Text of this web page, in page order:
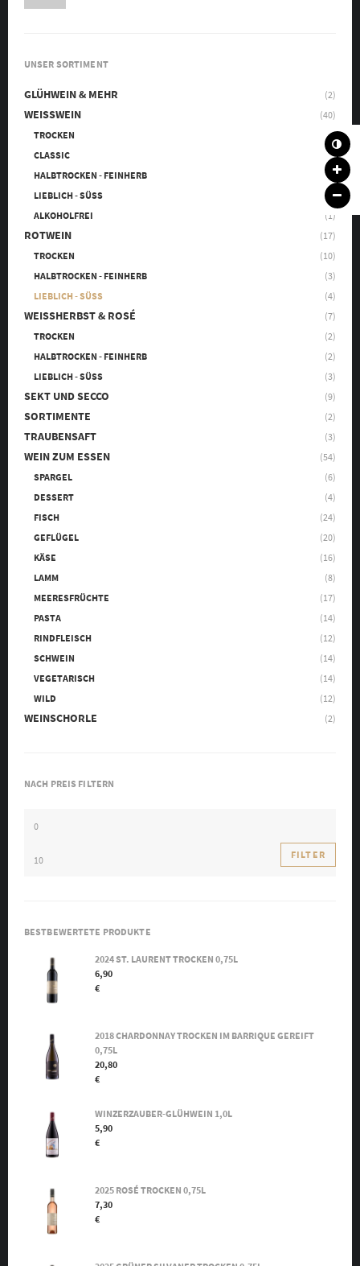
UNSER SORTIMENT
GLÜHWEIN & MEHR (2)
WEISSWEIN
(40)
TROCKEN
(17)
CLASSIC
(3)
HALBTROCKEN - FEINHERB
(8)
LIEBLICH - SÜSS
(12)
ALKOHOLFREI
(1)
ROTWEIN
(17)
TROCKEN
(10)
HALBTROCKEN - FEINHERB
(3)
LIEBLICH - SÜSS
(4)
WEISSHERBST & ROSÉ
(7)
TROCKEN
(2)
HALBTROCKEN - FEINHERB
(2)
LIEBLICH - SÜSS
(3)
SEKT UND SECCO (9)
SORTIMENTE (2)
TRAUBENSAFT (3)
WEIN ZUM ESSEN
(54)
SPARGEL
(6)
DESSERT
(4)
FISCH
(24)
GEFLÜGEL
(20)
KÄSE
(16)
LAMM
(8)
MEERESFRÜCHTE
(17)
PASTA
(14)
RINDFLEISCH
(12)
SCHWEIN
(14)
VEGETARISCH
(14)
WILD
(12)
WEINSCHORLE (2)
NACH PREIS FILTERN
FILTER
BESTBEWERTETE PRODUKTE
2024 ST. LAURENT TROCKEN 0,75L
6,90
€
2018 CHARDONNAY TROCKEN IM BARRIQUE GEREIFT
0,75L
20,80
€
WINZERZAUBER-GLÜHWEIN 1,0L
5,90
€
2025 ROSÉ TROCKEN 0,75L
7,30
€